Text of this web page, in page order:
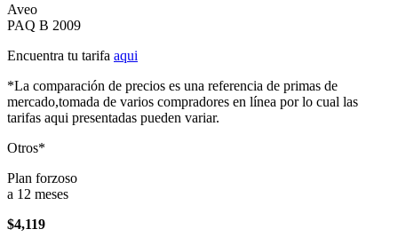
Aveo
PAQ B 2009
Encuentra tu tarifa aqui
*La comparación de precios es una referencia de primas de
mercado,tomada de varios compradores en línea por lo cual las
tarifas aqui presentadas pueden variar.
Otros*
Plan forzoso
a 12 meses
$4,119